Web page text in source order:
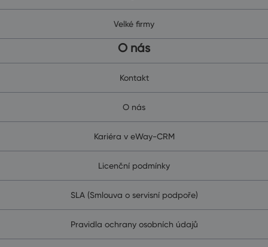
Velké firmy
O nás
Kontakt
O nás
Kariéra v eWay-CRM
Licenční podmínky
SLA (Smlouva o servisní podpoře)
Pravidla ochrany osobních údajů